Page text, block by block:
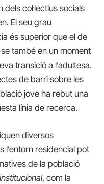
col·lectius socials
El seu grau
és superior que el de
també en un moment
transició a l’adultesa.
de barri sobre les
jove ha rebut una
línia de recerca.
diversos
l’entorn residencial pot
de la població
, com la